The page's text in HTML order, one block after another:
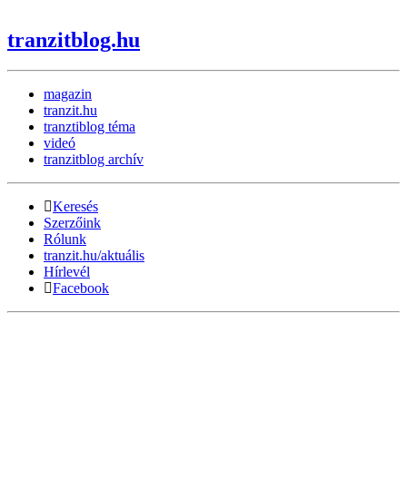
tranzitblog.hu
magazin
tranzit.hu
tranztiblog téma
videó
tranzitblog archív
Keresés
Szerzőink
Rólunk
tranzit.hu/aktuális
Hírlevél
Facebook